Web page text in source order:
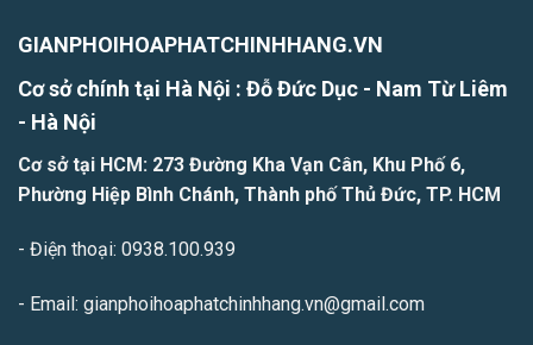
GIANPHOIHOAPHATCHINHHANG.VN
Cơ sở chính tại Hà Nội : Đỗ Đức Dục - Nam Từ Liêm
- Hà Nội
Cơ sở tại HCM: 273 Đường Kha Vạn Cân, Khu Phố 6,
Phường Hiệp Bình Chánh, Thành phố Thủ Đức, TP. HCM
- Điện thoại: 0938.100.939
- Email: gianphoihoaphatchinhhang.vn@gmail.com